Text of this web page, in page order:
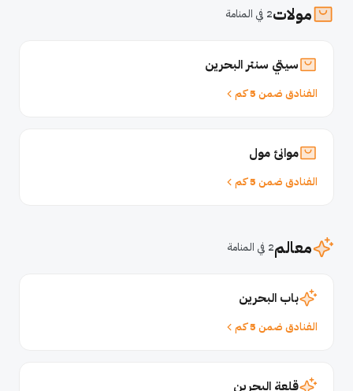
مولات2 في المنامة
سيتي سنتر البحرين
الفنادق ضمن 5 كم
موانئ مول
الفنادق ضمن 5 كم
معالم2 في المنامة
باب البحرين
الفنادق ضمن 5 كم
قلعة البحرين